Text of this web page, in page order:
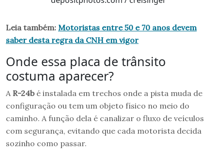
Leia também: Motoristas entre 50 e 70 anos devem
saber desta regra da CNH em vigor
Onde essa placa de trânsito
costuma aparecer?
A R-24bé instalada em trechos onde a pista muda de
configuração ou tem um objeto físico no meio do
caminho. A função dela é canalizar o fluxo de veículos
com segurança, evitando que cada motorista decida
sozinho como passar.